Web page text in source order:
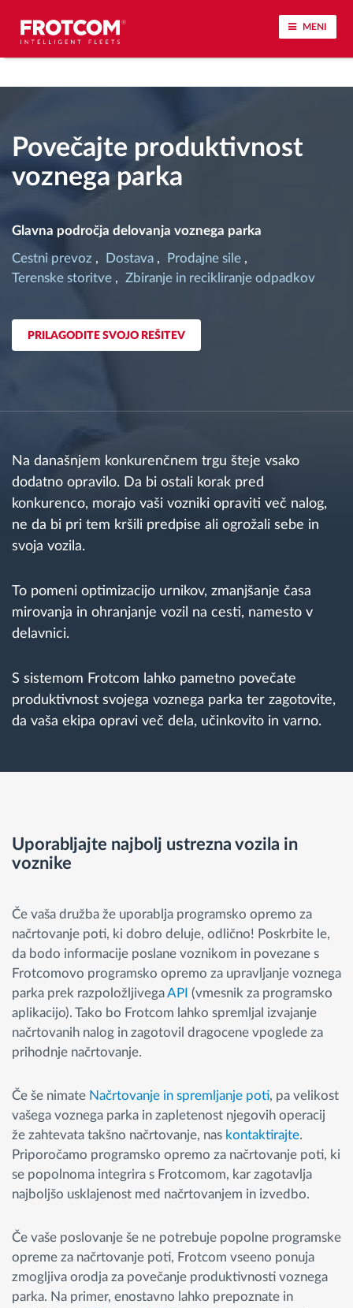
MENI
Sledenje vozil in spremljanje senzorjev
Analiza vedenja med vožnjo
Spremljanje voznih časov
Oddaljen prenos podatkov iz tahografa
Upravljanje porabe goriva
Odkrijte vse funkcije
Izračun prihrankov
Povečajte produktivnost
voznega parka
Glavna področja delovanja voznega parka
Cestni prevoz Dostava
Prodajne sile
Terenske storitve
Zbiranje in recikliranje odpadkov
PRILAGODITE SVOJO REŠITEV
Na današnjem konkurenčnem trgu šteje vsako
dodatno opravilo. Da bi ostali korak pred
konkurenco, morajo vaši vozniki opraviti več nalog,
ne da bi pri tem kršili predpise ali ogrožali sebe in
svoja vozila.
To pomeni optimizacijo urnikov, zmanjšanje časa
mirovanja in ohranjanje vozil na cesti, namesto v
delavnici.
S sistemom Frotcom lahko pametno povečate
produktivnost svojega voznega parka ter zagotovite,
da vaša ekipa opravi več dela, učinkovito in varno.
Uporabljajte najbolj ustrezna vozila in
voznike
Če vaša družba že uporablja programsko opremo za
načrtovanje poti, ki dobro deluje, odlično! Poskrbite le,
da bodo informacije poslane voznikom in povezane s
Frotcomovo programsko opremo za upravljanje voznega
parka prek razpoložljivegaAPI (vmesnik za programsko
aplikacijo). Tako bo Frotcom lahko spremljal izvajanje
načrtovanih nalog in zagotovil dragocene vpoglede za
prihodnje načrtovanje.
Če še nimate Načrtovanje in spremljanje poti, pa velikost
vašega voznega parka in zapletenost njegovih operacij
že zahtevata takšno načrtovanje, nas kontaktirajte.
Priporočamo programsko opremo za načrtovanje poti, ki
se popolnoma integrira s Frotcomom, kar zagotavlja
najboljšo usklajenost med načrtovanjem in izvedbo.
Če vaše poslovanje še ne potrebuje popolne programske
opreme za načrtovanje poti, Frotcom vseeno ponuja
zmogljiva orodja za povečanje produktivnosti voznega
parka. Na primer, enostavno lahko prepoznate in